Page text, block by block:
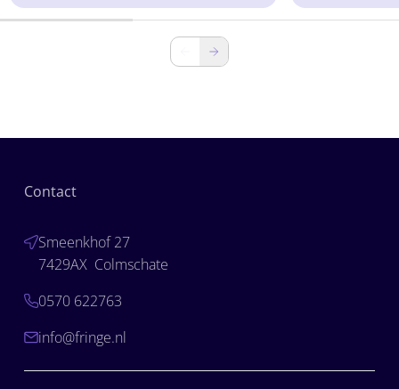
hoe mbo-instellingen de stap
maken van traditioneel toetsen
naar het zichtbaar maken van
werkveld.
Contact
Smeenkhof 27
7429AX Colmschate
0570 622763
info@fringe.nl